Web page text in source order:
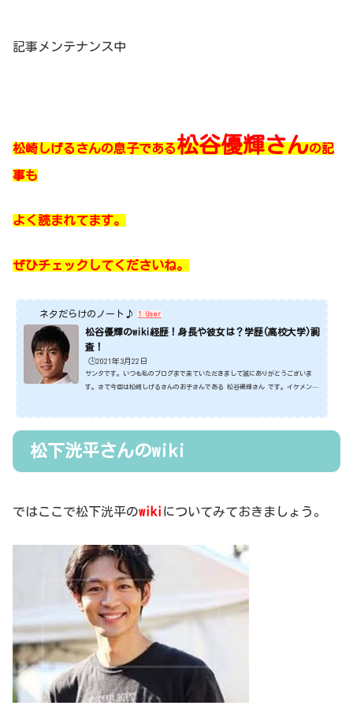
記事メンテナンス中
松崎しげるさんの息子である松谷優輝さんの記
事も
よく読まれてます。
ぜひチェックしてくださいね。
ネタだらけのノート♪ 1 User
松谷優輝のwiki経歴！身長や彼女は？学歴(高校大学)調
査！
🕒️2021年3月22日
サンタです。いつも私のブログまで来ていただきまして誠にありがとうございま
す。さて今回は松崎しげるさんのお子さんである 松谷優輝さん です。イケメンで
ki経歴！今回ニュースで話題になっている松谷優輝さんwikiや経歴をチェックして
みましょう。 &nbsp...
松下洸平さんのwiki
ではここで松下洸平のwiki についてみておきましょう。